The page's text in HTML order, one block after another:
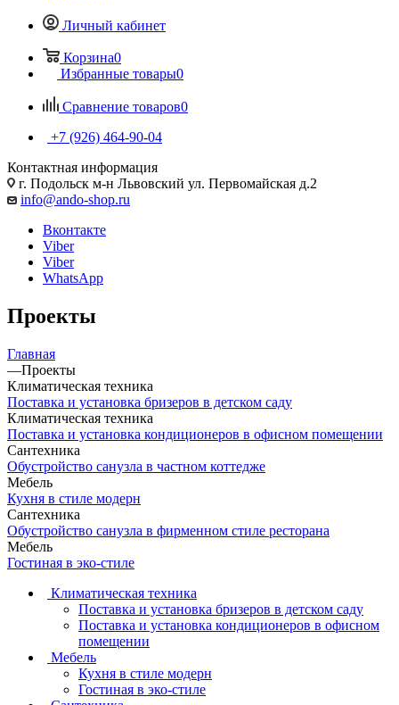
Личный кабинет
Корзина0
Избранные товары0
Сравнение товаров0
+7 (926) 464-90-04
Контактная информация
г. Подольск м-н Львовский ул. Первомайская д.2
info@ando-shop.ru
Вконтакте
Viber
Viber
WhatsApp
Проекты
Главная
—Проекты
Климатическая техника
Поставка и установка бризеров в детском саду
Климатическая техника
Поставка и установка кондиционеров в офисном помещении
Сантехника
Обустройство санузла в частном коттедже
Мебель
Кухня в стиле модерн
Сантехника
Обустройство санузла в фирменном стиле ресторана
Мебель
Гостиная в эко-стиле
Климатическая техника
Поставка и установка бризеров в детском саду
Поставка и установка кондиционеров в офисном
помещении
Мебель
Кухня в стиле модерн
Гостиная в эко-стиле